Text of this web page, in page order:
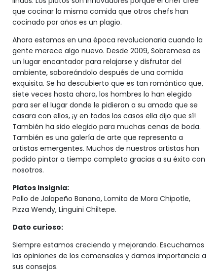
que cocinar la misma comida que otros chefs han
cocinado por años es un plagio.
Ahora estamos en una época revolucionaria cuando la
gente merece algo nuevo. Desde 2009, Sobremesa es
un lugar encantador para relajarse y disfrutar del
ambiente, saboreándolo después de una comida
exquisita. Se ha descubierto que es tan romántico que,
siete veces hasta ahora, los hombres lo han elegido
para ser el lugar donde le pidieron a su amada que se
casara con ellos, ¡y en todos los casos ella dijo que sí!
También ha sido elegido para muchas cenas de boda.
También es una galería de arte que representa a
artistas emergentes. Muchos de nuestros artistas han
podido pintar a tiempo completo gracias a su éxito con
nosotros.
Platos insignia:
Pollo de Jalapeño Banano, Lomito de Mora Chipotle,
Pizza Wendy, Linguini Chiltepe.
Dato curioso:
Siempre estamos creciendo y mejorando. Escuchamos
las opiniones de los comensales y damos importancia a
sus consejos.